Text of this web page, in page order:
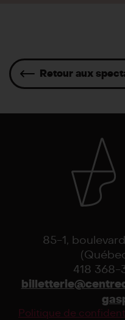
Retour aux
85-1,
418 368-
Politique de